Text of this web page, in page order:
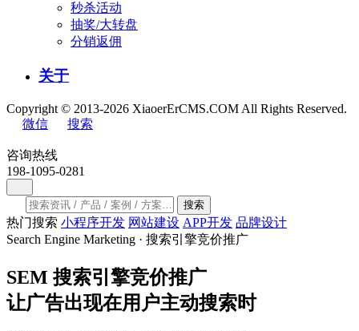
秒杀活动
抽奖/大转盘
分销返佣
关于
Copyright © 2013-2026 XiaoerErCMS.COM All Rights Reserved.
微信
搜索
咨询热线
198-1095-0281
搜索
热门搜索 小程序开发 网站建设 APP开发 品牌设计
Search Engine Marketing · 搜索引擎竞价推广
SEM 搜索引擎竞价推广
让广告出现在用户主动搜索时